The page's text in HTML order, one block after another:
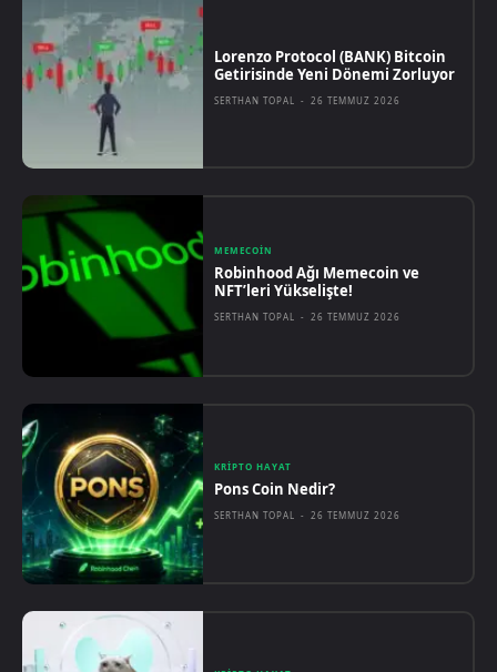
Lorenzo Protocol (BANK) Bitcoin
Getirisinde Yeni Dönemi Zorluyor
SERTHAN TOPAL - 26 TEMMUZ 2026
MEMECOIN
Robinhood Ağı Memecoin ve
NFT’leri Yükselişte!
SERTHAN TOPAL - 26 TEMMUZ 2026
KRIPTO HAYAT
Pons Coin Nedir?
SERTHAN TOPAL - 26 TEMMUZ 2026